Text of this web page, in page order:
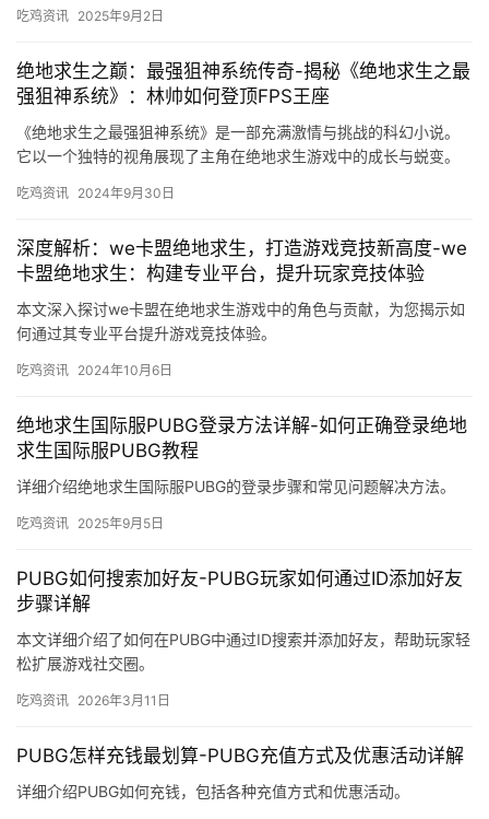
吃鸡资讯 2025年9月2日
绝地求生之巅：最强狙神系统传奇-揭秘《绝地求生之最
强狙神系统》：林帅如何登顶FPS王座
《绝地求生之最强狙神系统》是一部充满激情与挑战的科幻小说。
它以一个独特的视角展现了主角在绝地求生游戏中的成长与蜕变。
吃鸡资讯 2024年9月30日
深度解析：we卡盟绝地求生，打造游戏竞技新高度-we
卡盟绝地求生：构建专业平台，提升玩家竞技体验
本文深入探讨we卡盟在绝地求生游戏中的角色与贡献，为您揭示如
何通过其专业平台提升游戏竞技体验。
吃鸡资讯 2024年10月6日
绝地求生国际服PUBG登录方法详解-如何正确登录绝地
求生国际服PUBG教程
详细介绍绝地求生国际服PUBG的登录步骤和常见问题解决方法。
吃鸡资讯 2025年9月5日
PUBG如何搜索加好友-PUBG玩家如何通过ID添加好友
步骤详解
本文详细介绍了如何在PUBG中通过ID搜索并添加好友，帮助玩家轻
松扩展游戏社交圈。
吃鸡资讯 2026年3月11日
PUBG怎样充钱最划算-PUBG充值方式及优惠活动详解
详细介绍PUBG如何充钱，包括各种充值方式和优惠活动。